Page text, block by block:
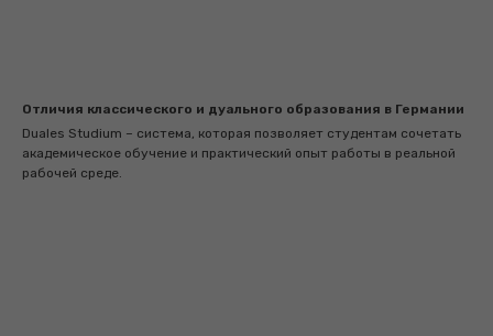
Отличия классического и дуального образования в Германии
Duales Studium – система, которая позволяет студентам сочетать
академическое обучение и практический опыт работы в реальной
рабочей среде.